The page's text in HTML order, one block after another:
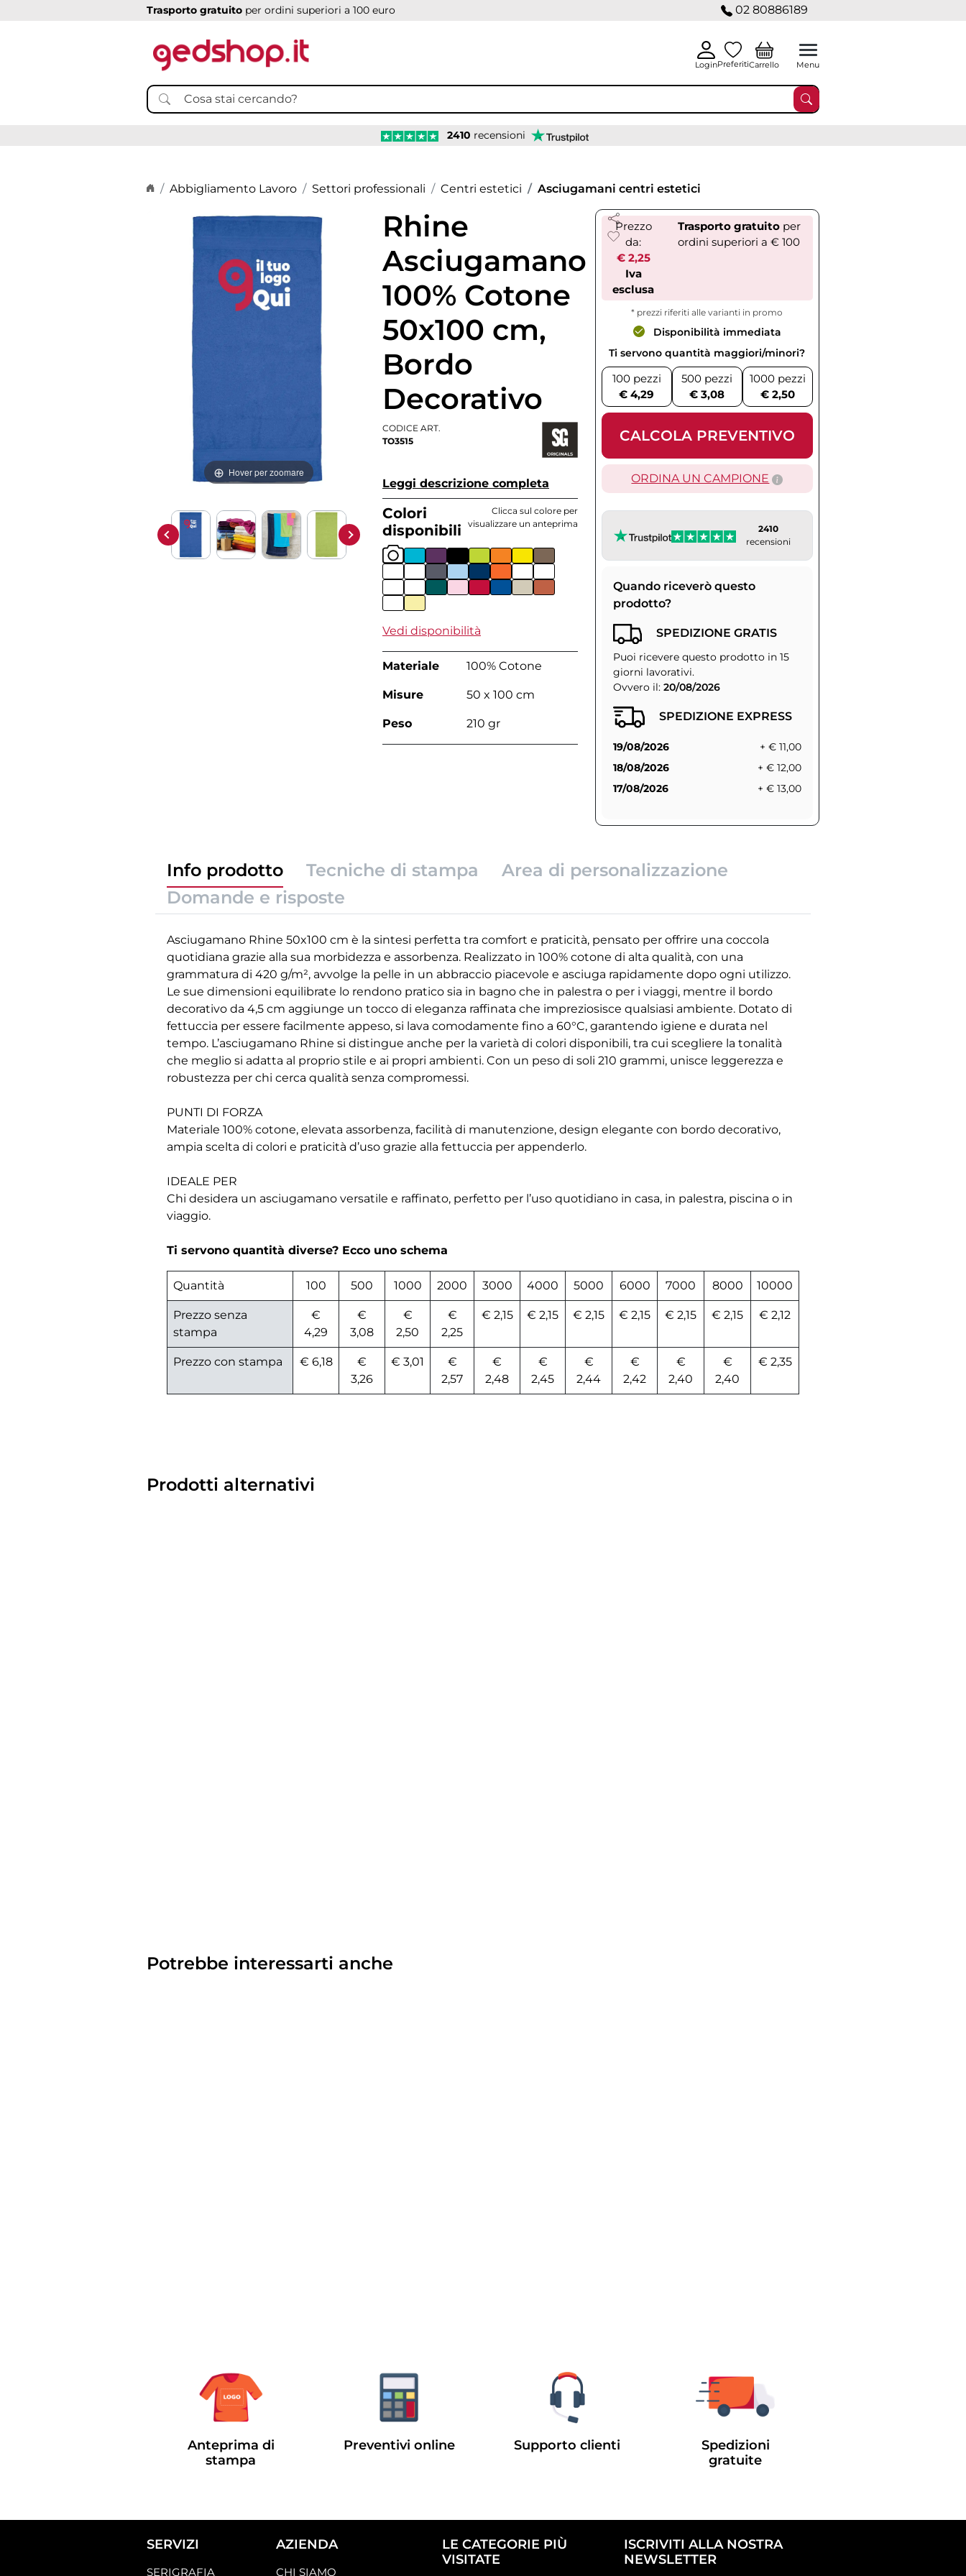
Trasporto gratuito per ordini superiori a 100 euro 02 80886189
LoginPreferitiCarrello Menu
2410 recensioni
Home page
Abbigliamento Lavoro Settori professionali Centri estetici Asciugamani centri estetici
Hover per zoomare
Rhine
Asciugamano
100% Cotone
50x100 cm,
Bordo
Decorativo
CODICE ART.
TO3515
Leggi descrizione completa
Colori
disponibili
Clicca sul colore per
visualizzare un anteprima
Vedi disponibilità
Materiale 100% Cotone
Misure 50 x 100 cm
Peso 210 gr
Prezzo
da:
€ 2,25
Iva
esclusa
Trasporto gratuitoper
ordini superiori a € 100
* prezzi riferiti alle varianti in promo
Disponibilità immediata
Ti servono quantità maggiori/minori?
100 pezzi
€ 4,29
500 pezzi
€ 3,08
1000 pezzi
€ 2,50
CALCOLA PREVENTIVO
ORDINA UN CAMPIONE
2410
recensioni
Quando riceverò questo
prodotto?
SPEDIZIONE GRATIS
Puoi ricevere questo prodotto in 15
giorni lavorativi.
Ovvero il: 20/08/2026
SPEDIZIONE EXPRESS
19/08/2026
+ € 11,00
18/08/2026
+ € 12,00
17/08/2026
+ € 13,00
Info prodotto Tecniche di stampa
Area di personalizzazione
Domande e risposte
Asciugamano Rhine 50x100 cm è la sintesi perfetta tra comfort e praticità, pensato per offrire una coccola
quotidiana grazie alla sua morbidezza e assorbenza. Realizzato in 100% cotone di alta qualità, con una
grammatura di 420 g/m², avvolge la pelle in un abbraccio piacevole e asciuga rapidamente dopo ogni utilizzo.
Le sue dimensioni equilibrate lo rendono pratico sia in bagno che in palestra o per i viaggi, mentre il bordo
decorativo da 4,5 cm aggiunge un tocco di eleganza raffinata che impreziosisce qualsiasi ambiente. Dotato di
fettuccia per essere facilmente appeso, si lava comodamente fino a 60°C, garantendo igiene e durata nel
tempo. L’asciugamano Rhine si distingue anche per la varietà di colori disponibili, tra cui scegliere la tonalità
che meglio si adatta al proprio stile e ai propri ambienti. Con un peso di soli 210 grammi, unisce leggerezza e
robustezza per chi cerca qualità senza compromessi.
PUNTI DI FORZA
Materiale 100% cotone, elevata assorbenza, facilità di manutenzione, design elegante con bordo decorativo,
ampia scelta di colori e praticità d’uso grazie alla fettuccia per appenderlo.
IDEALE PER
Chi desidera un asciugamano versatile e raffinato, perfetto per l’uso quotidiano in casa, in palestra, piscina o in
viaggio.
Ti servono quantità diverse? Ecco uno schema
Quantità 100 500 1000 2000 3000 4000 5000 6000 7000 8000 10000
Prezzo senza
stampa
€
4,29
€
3,08
€
2,50
€
2,25
€ 2,15 € 2,15 € 2,15 € 2,15 € 2,15 € 2,15 € 2,12
Prezzo con stampa € 6,18
€
3,26
€ 3,01
€
2,57
€
2,48
€
2,45
€
2,44
€
2,42
€
2,40
€
2,40
€ 2,35
Prodotti alternativi
Potrebbe interessarti anche
Anteprima di
stampa
Preventivi online Supporto clienti
Spedizioni
gratuite
SERVIZI
SERIGRAFIA
AZIENDA
CHI SIAMO
LE CATEGORIE PIÙ
VISITATE
ISCRIVITI ALLA NOSTRA
NEWSLETTER